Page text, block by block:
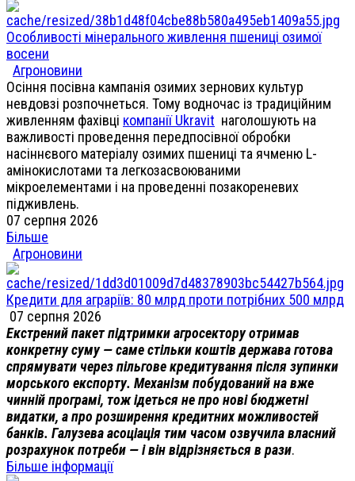
Особливості мінерального живлення пшениці озимої
восени
Агроновини
Осіння посівна кампанія озимих зернових культур
невдовзі розпочнеться. Тому водночас із традиційним
живленням фахівці компанії Ukravit наголошують на
важливості проведення передпосівної обробки
насіннєвого матеріалу озимих пшениці та ячменю L-
амінокислотами та легкозасвоюваними
мікроелементами і на проведенні позакореневих
підживлень.
07 серпня 2026
Більше
Агроновини
Кредити для аграріїв: 80 млрд проти потрібних 500 млрд
07 серпня 2026
Екстрений пакет підтримки агросектору отримав
конкретну суму — саме стільки коштів держава готова
спрямувати через пільгове кредитування після зупинки
морського експорту. Механізм побудований на вже
чинній програмі, тож ідеться не про нові бюджетні
видатки, а про розширення кредитних можливостей
банків. Галузева асоціація тим часом озвучила власний
розрахунок потреби — і він відрізняється в рази.
Більше інформації